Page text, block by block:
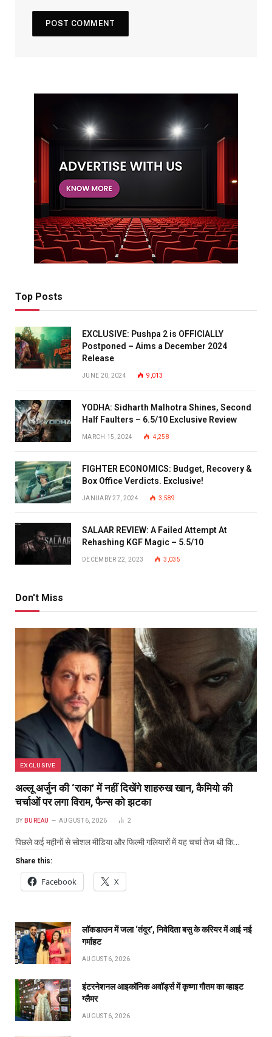
Top Posts
EXCLUSIVE: Pushpa 2 is OFFICIALLY
Postponed – Aims a December 2024
Release
JUNE 20, 2024 9,013
YODHA: Sidharth Malhotra Shines, Second
Half Faulters – 6.5/10 Exclusive Review
MARCH 15, 2024 4,258
FIGHTER ECONOMICS: Budget, Recovery &
Box Office Verdicts. Exclusive!
JANUARY 27, 2024 3,589
SALAAR REVIEW: A Failed Attempt At
Rehashing KGF Magic – 5.5/10
DECEMBER 22, 2023 3,035
Don't Miss
EXCLUSIVE
अल्लू अर्जुन की ‘राका’ में नहीं दिखेंगे शाहरुख खान, कैमियो की
चर्चाओं पर लगा विराम, फैन्स को झटका
BY BUREAU AUGUST 6, 2026 2
पिछले कई महीनों से सोशल मीडिया और फिल्मी गलियारों में यह चर्चा तेज थी कि…
Share this:
Facebook X
लॉकडाउन में जला ‘तंदूर’, निवेदिता बसु के करियर में आई नई
गर्माहट
AUGUST 6, 2026
इंटरनेशनल आइकॉनिक अवॉर्ड्स में कृष्णा गौतम का व्हाइट
ग्लैमर
AUGUST 6, 2026